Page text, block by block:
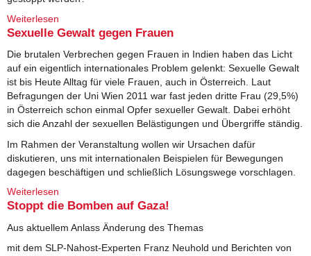
Weiterlesen
Sexuelle Gewalt gegen Frauen
Die brutalen Verbrechen gegen Frauen in Indien haben das Licht
auf ein eigentlich internationales Problem gelenkt: Sexuelle Gewalt
ist bis Heute Alltag für viele Frauen, auch in Österreich. Laut
Befragungen der Uni Wien 2011 war fast jeden dritte Frau (29,5%)
in Österreich schon einmal Opfer sexueller Gewalt. Dabei erhöht
sich die Anzahl der sexuellen Belästigungen und Übergriffe ständig.
Im Rahmen der Veranstaltung wollen wir Ursachen dafür
diskutieren, uns mit internationalen Beispielen für Bewegungen
dagegen beschäftigen und schließlich Lösungswege vorschlagen.
Weiterlesen
Stoppt die Bomben auf Gaza!
Aus aktuellem Anlass Änderung des Themas
mit dem SLP-Nahost-Experten Franz Neuhold und Berichten von